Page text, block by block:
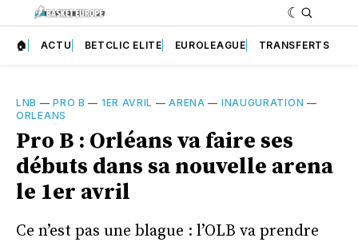
🏠 ACTU BETCLIC ELITE EUROLEAGUE TRANSFERTS
LNB —PRO B — 1ER AVRIL —ARENA — INAUGURATION —
ORLEANS
Pro B : Orléans va faire ses
débuts dans sa nouvelle arena
le 1er avril
Ce n’est pas une blague : l’OLB va prendre